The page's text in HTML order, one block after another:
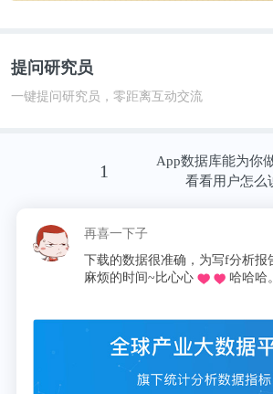
提问研究员
一键提问研究员，零距离互动交流
1
App数据库能为你
看看用户怎么
再喜一下子
下载的数据很准确，为写f分析报告找
麻烦的时间~比心心
哈哈哈。，